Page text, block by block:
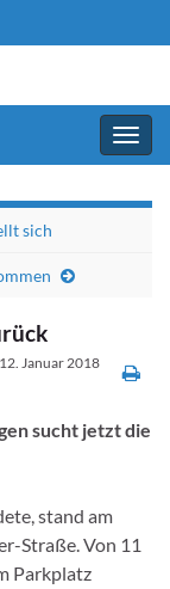
sich
12. Januar 2018
sucht jetzt die
stand am
Straße. Von 11
Parkplatz